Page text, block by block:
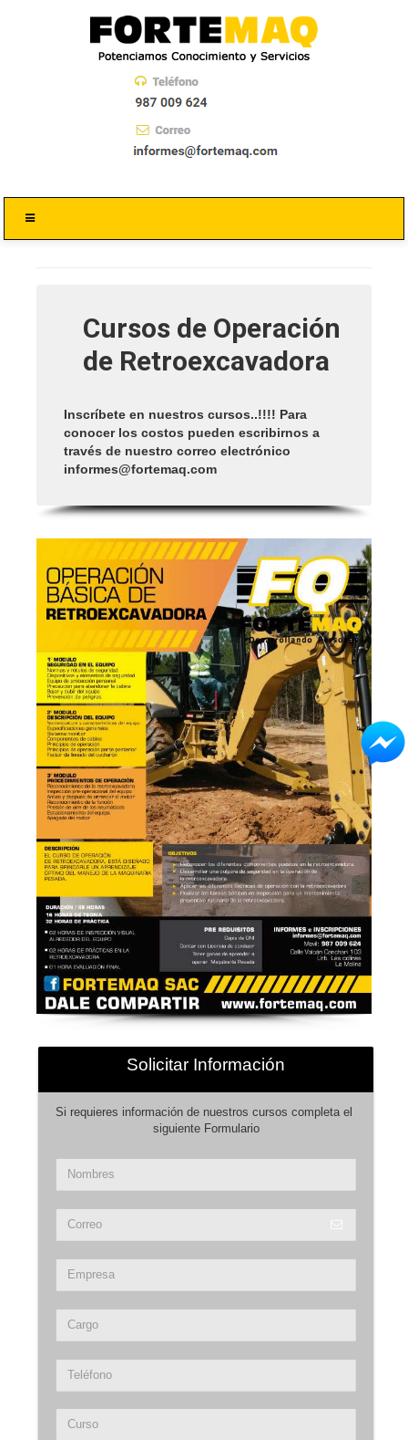
Cursos de Operación
de Retroexcavadora
Inscríbete en nuestros cursos..!!!! Para
conocer los costos pueden escribirnos a
través de nuestro correo electrónico
informes@fortemaq.com
Solicitar Información
Si requieres información de nuestros cursos completa el
siguiente Formulario